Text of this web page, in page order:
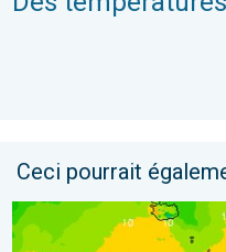
Ceci pourrait
Retour fracassant de la